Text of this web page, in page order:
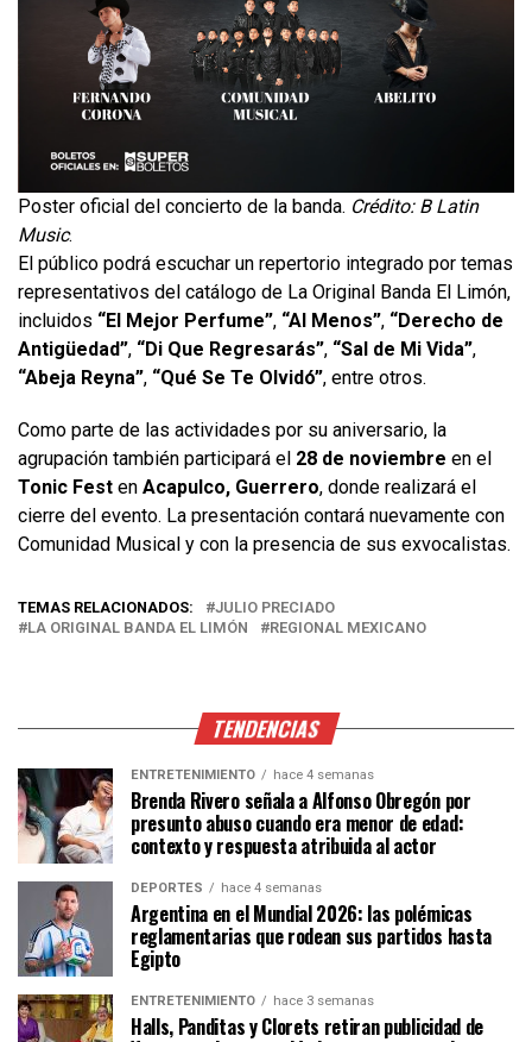
Poster oficial del concierto de la banda. Crédito: B Latin
Music.
El público podrá escuchar un repertorio integrado por temas
representativos del catálogo de La Original Banda El Limón,
incluidos “El Mejor Perfume”, “Al Menos”, “Derecho de
Antigüedad”, “Di Que Regresarás”, “Sal de Mi Vida”,
“Abeja Reyna”, “Qué Se Te Olvidó”, entre otros.
Como parte de las actividades por su aniversario, la
agrupación también participará el 28 de noviembre en el
Tonic Fest en Acapulco, Guerrero, donde realizará el
cierre del evento. La presentación contará nuevamente con
Comunidad Musical y con la presencia de sus exvocalistas.
TEMAS RELACIONADOS:
JULIO PRECIADO
LA ORIGINAL BANDA EL LIMÓN
REGIONAL MEXICANO
TENDENCIAS
ENTRETENIMIENTO hace 4 semanas
Brenda Rivero señala a Alfonso Obregón por
presunto abuso cuando era menor de edad:
contexto y respuesta atribuida al actor
DEPORTES hace 4 semanas
Argentina en el Mundial 2026: las polémicas
reglamentarias que rodean sus partidos hasta
Egipto
ENTRETENIMIENTO hace 3 semanas
Halls, Panditas y Clorets retiran publicidad de